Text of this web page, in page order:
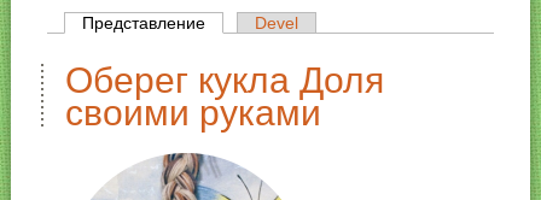
Главные вкладки
Представление(активная вкладка)
Devel
Оберег кукла Доля
своими руками